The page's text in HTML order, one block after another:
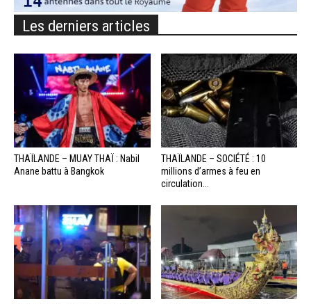
Les derniers articles
THAÏLANDE – MUAY THAÏ : Nabil
Anane battu à Bangkok
THAÏLANDE – SOCIÉTÉ : 10
millions d’armes à feu en
circulation...